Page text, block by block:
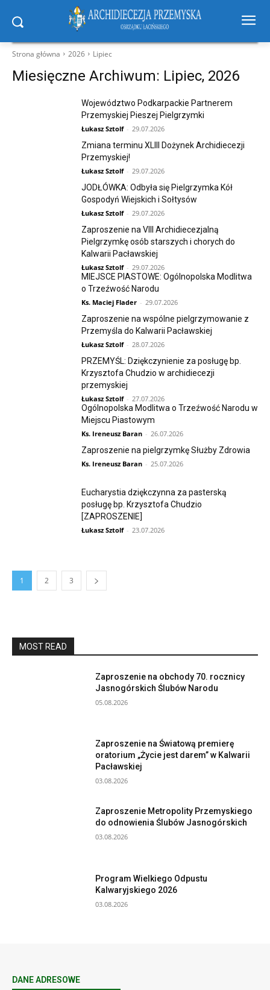
Strona główna 2026 Lipiec
Miesięczne Archiwum: Lipiec, 2026
Województwo Podkarpackie Partnerem
Przemyskiej Pieszej Pielgrzymki
Łukasz Sztolf - 29.07.2026
Zmiana terminu XLIII Dożynek Archidiecezji
Przemyskiej!
Łukasz Sztolf - 29.07.2026
JODŁÓWKA: Odbyła się Pielgrzymka Kół
Gospodyń Wiejskich i Sołtysów
Łukasz Sztolf - 29.07.2026
Zaproszenie na VIII Archidiecezjalną
Pielgrzymkę osób starszych i chorych do
Kalwarii Pacławskiej
Łukasz Sztolf - 29.07.2026
MIEJSCE PIASTOWE: Ogólnopolska Modlitwa
o Trzeźwość Narodu
Ks. Maciej Flader - 29.07.2026
Zaproszenie na wspólne pielgrzymowanie z
Przemyśla do Kalwarii Pacławskiej
Łukasz Sztolf - 28.07.2026
PRZEMYŚL: Dziękczynienie za posługę bp.
Krzysztofa Chudzio w archidiecezji
przemyskiej
Łukasz Sztolf - 27.07.2026
Ogólnopolska Modlitwa o Trzeźwość Narodu w
Miejscu Piastowym
Ks. Ireneusz Baran - 26.07.2026
Zaproszenie na pielgrzymkę Służby Zdrowia
Ks. Ireneusz Baran - 25.07.2026
Eucharystia dziękczynna za pasterską
posługę bp. Krzysztofa Chudzio
[ZAPROSZENIE]
Łukasz Sztolf - 23.07.2026
1 2 3
MOST READ
Zaproszenie na obchody 70. rocznicy
Jasnogórskich Ślubów Narodu
05.08.2026
Zaproszenie na Światową premierę
oratorium „Życie jest darem” w Kalwarii
Pacławskiej
03.08.2026
Zaproszenie Metropolity Przemyskiego
do odnowienia Ślubów Jasnogórskich
03.08.2026
Program Wielkiego Odpustu
Kalwaryjskiego 2026
03.08.2026
DANE ADRESOWE